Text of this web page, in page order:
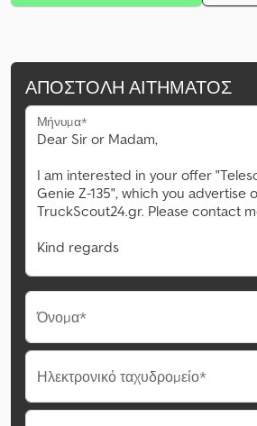
ΑΠΟΣΤΟΛΉ ΑΙΤΉΜΑΤΟΣ
Μήνυμα*
Όνομα*
Ηλεκτρονικό ταχυδρομείο*